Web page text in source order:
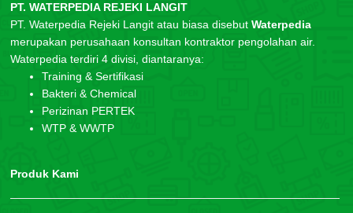
PT. WATERPEDIA REJEKI LANGIT
PT. Waterpedia Rejeki Langit atau biasa disebut Waterpedia
merupakan perusahaan konsultan kontraktor pengolahan air.
Waterpedia terdiri 4 divisi, diantaranya:
Training & Sertifikasi
Bakteri & Chemical
Perizinan PERTEK
WTP & WWTP
Produk Kami